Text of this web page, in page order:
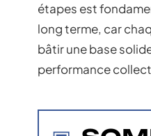
étapes est
long terme, car
bâtir une base
performance